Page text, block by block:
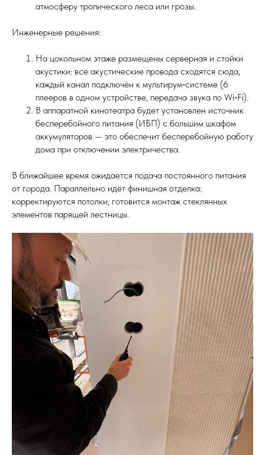
атмосферу тропического леса или грозы.
Инженерные решения:
На цокольном этаже размещены серверная и стойки
акустики: все акустические провода сходятся сюда,
каждый канал подключён к мультирум‑системе (6
плееров в одном устройстве, передача звука по Wi‑Fi).
В аппаратной кинотеатра будет установлен источник
бесперебойного питания (ИБП) с большим шкафом
аккумуляторов — это обеспечит бесперебойную работу
дома при отключении электричества.
В ближайшее время ожидается подача постоянного питания
от города. Параллельно идёт финишная отделка:
корректируются потолки, готовится монтаж стеклянных
элементов парящей лестницы.